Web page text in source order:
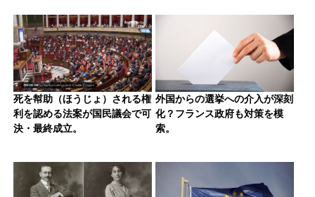
死を幇助（ほうじょ）される権
利を認める法案が国民議会で可
決・最終成立。
外国からの選挙への介入が深刻
化？フランス政府も対策を模
索。